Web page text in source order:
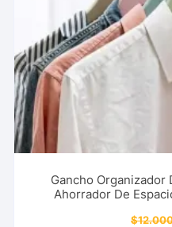
Gancho Organizador
Ahorrador De
$